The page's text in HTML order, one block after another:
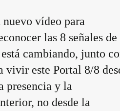
vídeo para
las 8 señales de
cambiando, junto
vivir este Portal 8/8
presencia y la
no desde la